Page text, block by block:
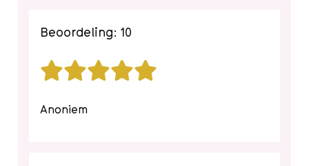
Beoordeling: 10
Anoniem